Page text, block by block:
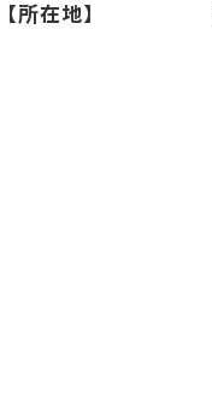
【所在地】